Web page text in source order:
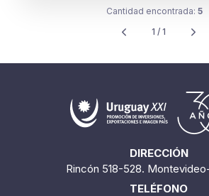
Cantidad encontrada: 5
1 / 1
DIRECCIÓN
Rincón 518-528.
TELÉFONO